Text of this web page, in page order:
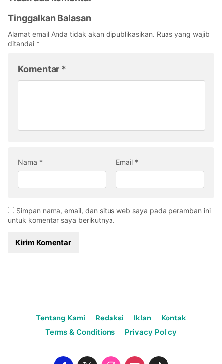
Tinggalkan Balasan
Alamat email Anda tidak akan dipublikasikan. Ruas yang wajib
ditandai *
Komentar *
Nama * Email *
Simpan nama, email, dan situs web saya pada peramban ini
untuk komentar saya berikutnya.
Tentang Kami Redaksi Iklan
Kontak
Terms & Conditions
Privacy Policy